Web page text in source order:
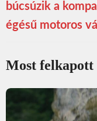
búcsúzik a
égésű motoros
Most felkapott